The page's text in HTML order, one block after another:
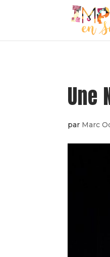
Une
par Marc